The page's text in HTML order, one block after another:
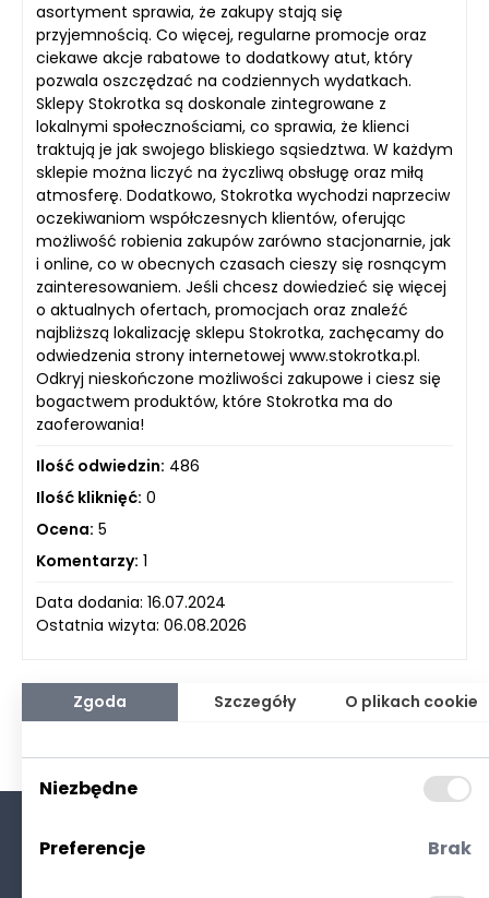
asortyment sprawia, że zakupy stają się
przyjemnością. Co więcej, regularne promocje oraz
ciekawe akcje rabatowe to dodatkowy atut, który
pozwala oszczędzać na codziennych wydatkach.
Sklepy Stokrotka są doskonale zintegrowane z
lokalnymi społecznościami, co sprawia, że klienci
traktują je jak swojego bliskiego sąsiedztwa. W każdym
sklepie można liczyć na życzliwą obsługę oraz miłą
atmosferę. Dodatkowo, Stokrotka wychodzi naprzeciw
oczekiwaniom współczesnych klientów, oferując
możliwość robienia zakupów zarówno stacjonarnie, jak
i online, co w obecnych czasach cieszy się rosnącym
zainteresowaniem. Jeśli chcesz dowiedzieć się więcej
o aktualnych ofertach, promocjach oraz znaleźć
najbliższą lokalizację sklepu Stokrotka, zachęcamy do
odwiedzenia strony internetowej www.stokrotka.pl.
Odkryj nieskończone możliwości zakupowe i ciesz się
bogactwem produktów, które Stokrotka ma do
zaoferowania!
Ilość odwiedzin: 486
Ilość kliknięć: 0
Ocena: 5
Komentarzy: 1
Data dodania: 16.07.2024
Ostatnia wizyta: 06.08.2026
Zgoda Szczegóły O plikach cookie
Niezbędne
Preferencje Brak